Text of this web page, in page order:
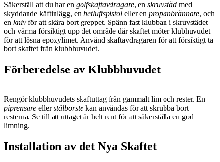
Säkerställ att du har en golfskaftavdragare, en skruvstäd med
skyddande käftinlägg, en hetluftspistol eller en propanbrännare, och
en kniv för att skära bort greppet. Spänn fast klubban i skruvstädet
och värma försiktigt upp det område där skaftet möter klubhuvudet
för att lösna epoxylimet. Använd skaftavdragaren för att försiktigt ta
bort skaftet från klubbhuvudet.
Förberedelse av Klubbhuvudet
Rengör klubbhuvudets skaftuttag från gammalt lim och rester. En
piprensare ellerstålborste kan användas för att skrubba bort
resterna. Se till att uttaget är helt rent för att säkerställa en god
limning.
Installation av det Nya Skaftet